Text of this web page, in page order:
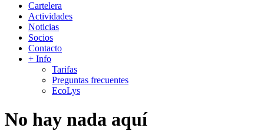
Cartelera
Actividades
Noticias
Socios
Contacto
+ Info
Tarifas
Preguntas frecuentes
EcoLys
No hay nada aquí